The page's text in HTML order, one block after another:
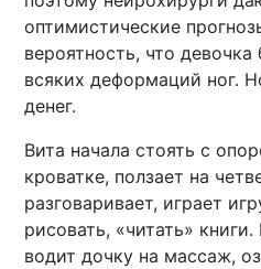
оптимистические
вероятность, что девочка
всяких деформаций ног.
денег.
Вита начала стоять с
кроватке, ползает на
разговаривает, играет
рисовать, «читать»
водит дочку на массаж,